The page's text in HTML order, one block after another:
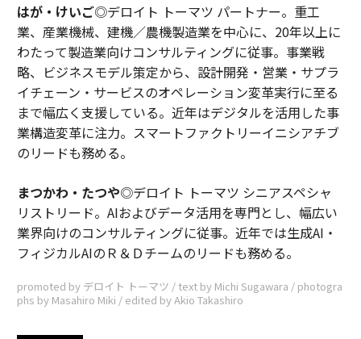
はが・けいご◎デロイト トーマツ パートナー。重工
業、産業機械、建機／農機製造業を中心に、20年以上に
わたって製造業向けコンサルティングに従事。事業戦
略、ビジネスモデル策定から、設計開発・営業・サプラ
イチェーン・サービスのオペレーション変革実行に至る
まで幅広く支援している。近年はデジタルを活用した事
業構造変革に注力。スマートファクトリーイニシアチブ
のリードも務める。
まつかわ・たつや◎デロイト トーマツ シニアスペシャ
リストリード。AIおよびデータ活用を専門とし、幅広い
業界向けのコンサルティングに従事。近年では生成AI・
フィジカルAIのＲ＆Ｄチームのリードも務める。
promoted by デロイト トーマツ / text by Michi Sugawara / photogra
phs by Masahiro Miki / edited by Akio Takashiro